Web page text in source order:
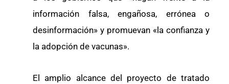
información falsa, engañosa, errónea o
desinformación» y promuevan «la confianza y
la adopción de vacunas».
El amplio alcance del proyecto de tratado